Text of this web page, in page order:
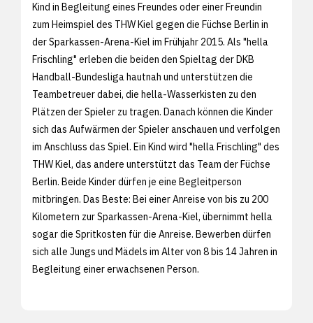
Kind in Begleitung eines Freundes oder einer Freundin
zum Heimspiel des THW Kiel gegen die Füchse Berlin in
der Sparkassen-Arena-Kiel im Frühjahr 2015. Als "hella
Frischling" erleben die beiden den Spieltag der DKB
Handball-Bundesliga hautnah und unterstützen die
Teambetreuer dabei, die hella-Wasserkisten zu den
Plätzen der Spieler zu tragen. Danach können die Kinder
sich das Aufwärmen der Spieler anschauen und verfolgen
im Anschluss das Spiel. Ein Kind wird "hella Frischling" des
THW Kiel, das andere unterstützt das Team der Füchse
Berlin. Beide Kinder dürfen je eine Begleitperson
mitbringen. Das Beste: Bei einer Anreise von bis zu 200
Kilometern zur Sparkassen-Arena-Kiel, übernimmt hella
sogar die Spritkosten für die Anreise. Bewerben dürfen
sich alle Jungs und Mädels im Alter von 8 bis 14 Jahren in
Begleitung einer erwachsenen Person.